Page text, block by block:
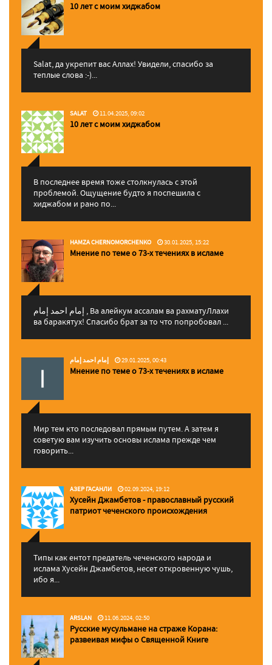
10 лет с моим хиджабом
Salat, да укрепит вас Аллаx! Увидели, спасибо за
теплые слова :-)...
SALAT 11.04.2025, 09:02
10 лет с моим хиджабом
В последнее время тоже столкнулась с этой
проблемой. Ощущение будто я поспешила с
хиджабом и рано по...
HAMZA CHERNOMORCHENKO 30.01.2025, 15:22
Мнение по теме о 73-х течениях в исламе
إمام احمد إمام , Ва алейкум ассалам ва рахматуЛлахи
ва баракятух! Спасибо брат за то что попробовал ...
إمام احمد إمام 29.01.2025, 00:43
Мнение по теме о 73-х течениях в исламе
Мир тем кто последовал прямым путем. А затем я
советую вам изучить основы ислама прежде чем
говорить...
АЗЕР ГАСАНЛИ 02.09.2024, 19:12
Хусейн Джамбетов - православный русский
патриот чеченского происхождения
Типы как ентот предатель чеченского народа и
ислама Хусейн Джамбетов, несет откровенную чушь,
ибо я...
ARSLAN 11.06.2024, 02:50
Русские мусульмане на страже Корана:
pазвеивая мифы о Священной Книге